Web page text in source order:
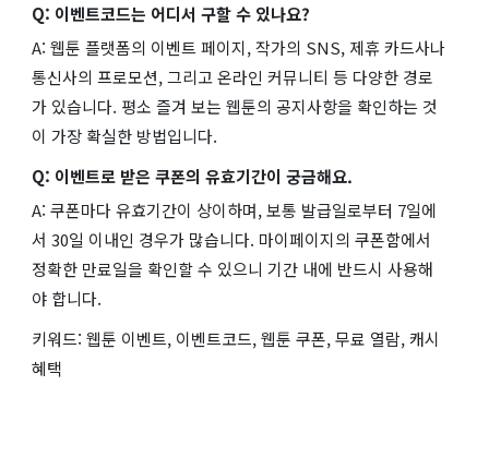
Q: 이벤트코드는 어디서 구할 수 있나요?
A: 웹툰 플랫폼의 이벤트 페이지, 작가의 SNS, 제휴 카드사나
통신사의 프로모션, 그리고 온라인 커뮤니티 등 다양한 경로
가 있습니다. 평소 즐겨 보는 웹툰의 공지사항을 확인하는 것
이 가장 확실한 방법입니다.
Q: 이벤트로 받은 쿠폰의 유효기간이 궁금해요.
A: 쿠폰마다 유효기간이 상이하며, 보통 발급일로부터 7일에
서 30일 이내인 경우가 많습니다. 마이페이지의 쿠폰함에서
정확한 만료일을 확인할 수 있으니 기간 내에 반드시 사용해
야 합니다.
키워드: 웹툰 이벤트, 이벤트코드, 웹툰 쿠폰, 무료 열람, 캐시
혜택